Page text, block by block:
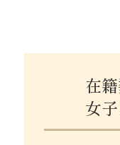
在
女